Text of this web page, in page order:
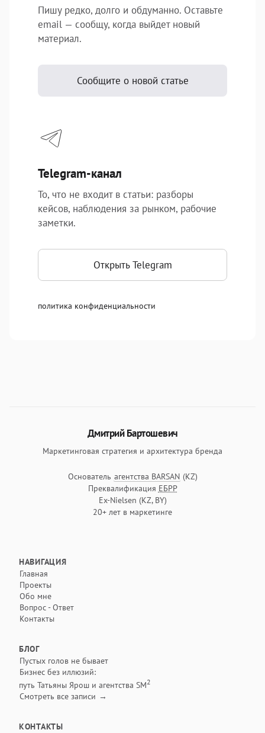
Пишу редко, долго и обдуманно. Оставьте
email — сообщу, когда выйдет новый
материал.
Сообщите о новой статье
Telegram-канал
То, что не входит в статьи: разборы
кейсов, наблюдения за рынком, рабочие
заметки.
Открыть Telegram
политика конфиденциальности
Информация об автореДмитрий Бартошевич
Маркетинговая стратегия и архитектура бренда
Текущая позиция
Основатель агентства BARSAN (KZ)
Сертификация
Преквалификация ЕБРР
Предыдущий опыт
Ex-Nielsen (KZ, BY)
Опыт работы
20+ лет в маркетинге
НАВИГАЦИЯ
Главная
Проекты
Обо мне
Вопрос - Ответ
Контакты
БЛОГ
Пустых голов не бывает
Бизнес без иллюзий:
путь Татьяны Ярош и агентства SM2
Смотреть все записи
КОНТАКТЫ